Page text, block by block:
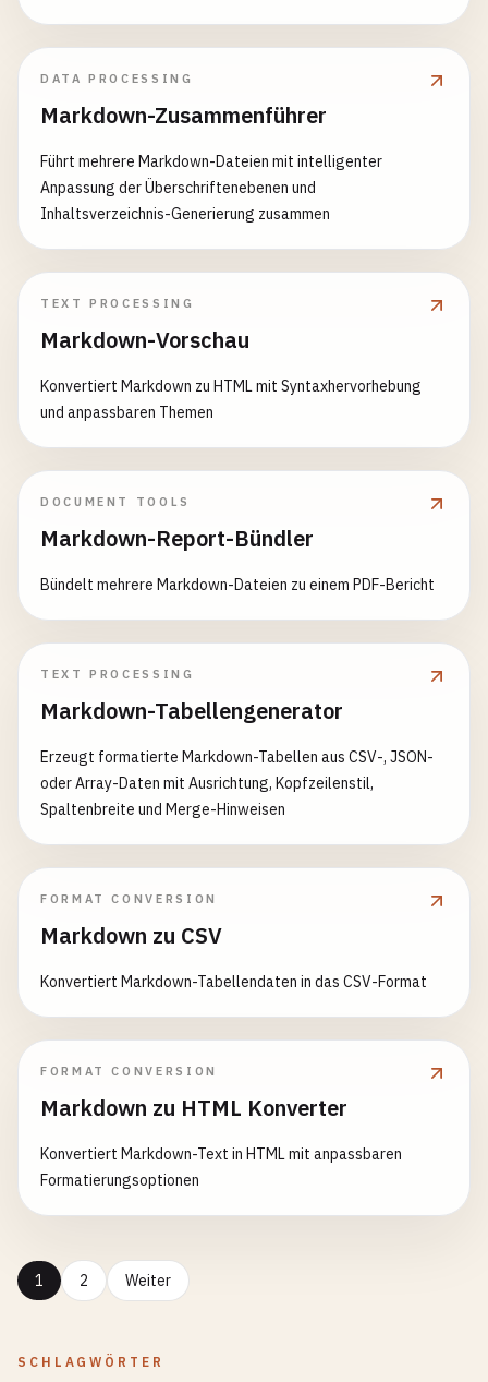
DATA PROCESSING
Markdown-Zusammenführer
Führt mehrere Markdown-Dateien mit intelligenter
Anpassung der Überschriftenebenen und
Inhaltsverzeichnis-Generierung zusammen
TEXT PROCESSING
Markdown-Vorschau
Konvertiert Markdown zu HTML mit Syntaxhervorhebung
und anpassbaren Themen
DOCUMENT TOOLS
Markdown-Report-Bündler
Bündelt mehrere Markdown-Dateien zu einem PDF-Bericht
TEXT PROCESSING
Markdown-Tabellengenerator
Erzeugt formatierte Markdown-Tabellen aus CSV-, JSON-
oder Array-Daten mit Ausrichtung, Kopfzeilenstil,
Spaltenbreite und Merge-Hinweisen
FORMAT CONVERSION
Markdown zu CSV
Konvertiert Markdown-Tabellendaten in das CSV-Format
FORMAT CONVERSION
Markdown zu HTML Konverter
Konvertiert Markdown-Text in HTML mit anpassbaren
Formatierungsoptionen
1 2 Weiter
SCHLAGWÖRTER